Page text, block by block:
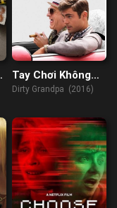
Tay Chơi Không
Tuổi
Dirty Grandpa (2016)